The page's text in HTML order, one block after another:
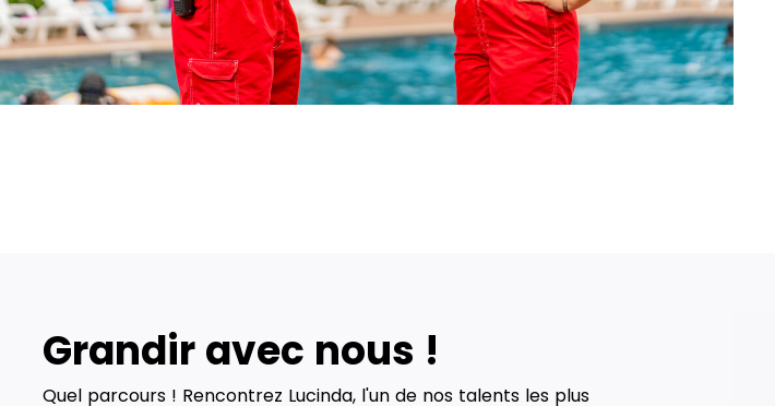
Grandir avec nous !
Quel parcours ! Rencontrez Lucinda, l'un de nos talents les plus